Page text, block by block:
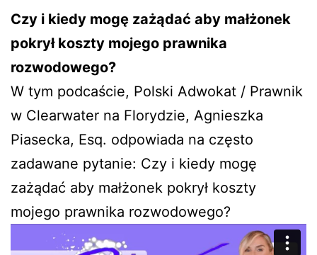
Czy i kiedy mogę zażądać aby małżonek
pokrył koszty mojego prawnika
rozwodowego?
W tym podcaście, Polski Adwokat / Prawnik
w Clearwater na Florydzie, Agnieszka
Piasecka, Esq. odpowiada na często
zadawane pytanie: Czy i kiedy mogę
zażądać aby małżonek pokrył koszty
mojego prawnika rozwodowego?